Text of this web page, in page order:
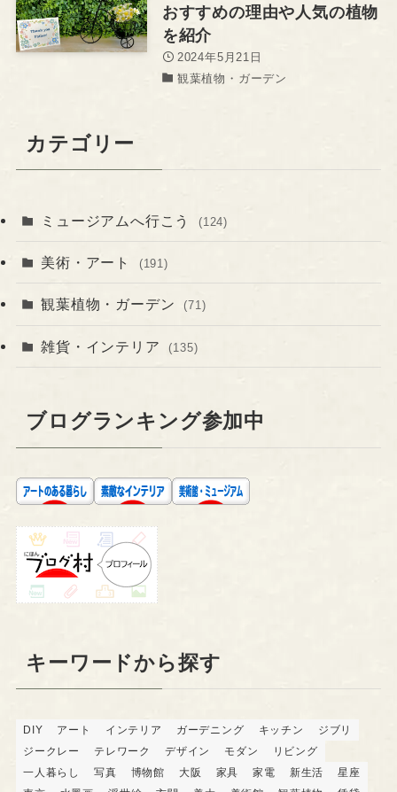
おすすめの理由や人気の植物
を紹介
2024年5月21日
観葉植物・ガーデン
カテゴリー
ミュージアムへ行こう (124)
美術・アート (191)
観葉植物・ガーデン (71)
雑貨・インテリア (135)
ブログランキング参加中
キーワードから探す
DIY アート インテリア ガーデニング キッチン
ジブリ
ジークレー
テレワーク デザイン モダン
リビング
一人暮らし
写真 博物館 大阪 家具 家電 新生活
星座